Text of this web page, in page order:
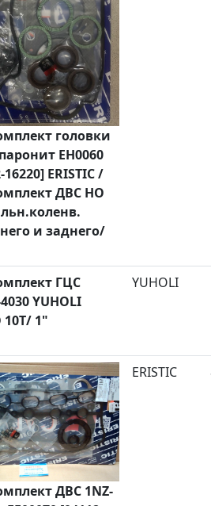
[16]
[7]
[18]
[5]
[16]
[1]
[1]
[1]
[1]
[1]
[43]
[1]
[1]
[5]
головки
EH0060
16220] ERISTIC /
ДВС НО
и заднего/
ГЦС
YUHOLI
1"
YUHOLI
ДВС 1NZ-
ERISTIC